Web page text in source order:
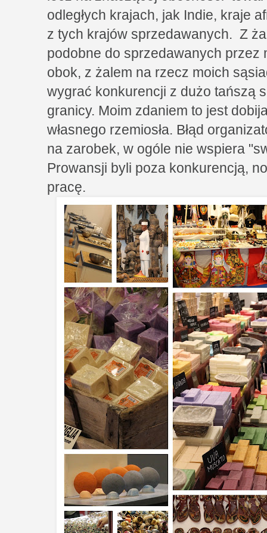
odległych krajach, jak Indie, kraje
z tych krajów sprzedawanych. Z
podobne do sprzedawanych przez
obok, z żalem na rzecz moich
wygrać konkurencji z dużo tańszą
granicy. Moim zdaniem to jest
własnego rzemiosła. Błąd
na zarobek, w ogóle nie wspiera
Prowansji byli poza konkurencją,
pracę.